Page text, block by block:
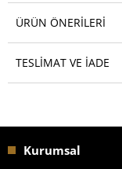
ÜRÜN ÖNERILERI
TESLIMAT VE İADE
Kurumsal